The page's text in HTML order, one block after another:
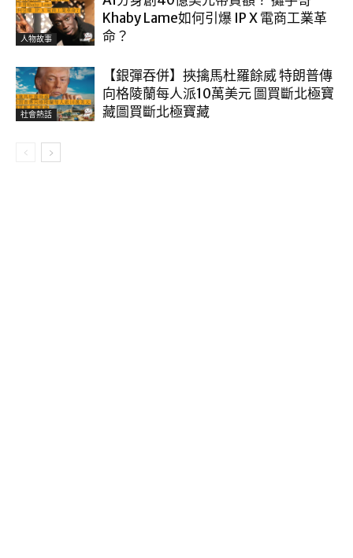
人物故事
Khaby Lame如何引爆 IP X 電商工業革
命？
社會熱話
【銀彈吞併】挾擒馬杜羅餘威 特朗普傳
向格陵蘭每人派10萬美元 圖買斷北極寶
藏圖買斷北極寶藏